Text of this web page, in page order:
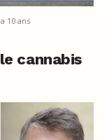
10 ans
cannabis